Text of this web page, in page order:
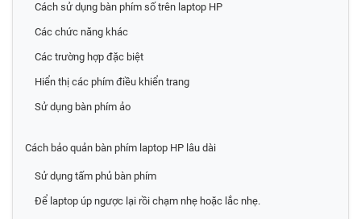
Cách sử dụng bàn phím số trên laptop HP
Các chức năng khác
Các trường hợp đặc biệt
Hiển thị các phím điều khiển trang
Sử dụng bàn phím ảo
Cách bảo quản bàn phím laptop HP lâu dài
Sử dụng tấm phủ bàn phím
Để laptop úp ngược lại rồi chạm nhẹ hoặc lắc nhẹ.